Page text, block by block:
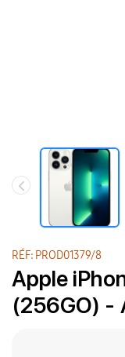
RÉF: PROD01379/8
Apple
(256GO) -